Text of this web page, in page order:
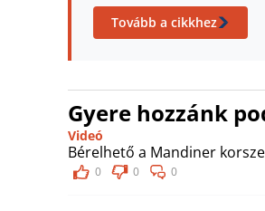
Tovább a cikkhez
Gyere hozzánk
Videó
Bérelhető a Mandiner
0 0 0